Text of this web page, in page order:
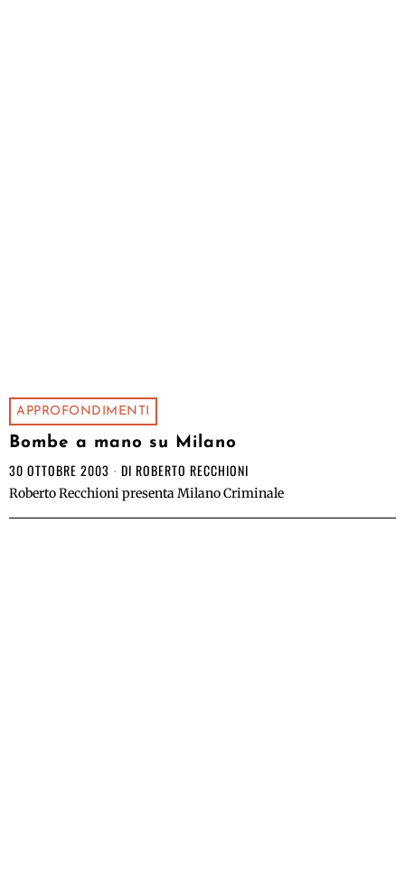
APPROFONDIMENTI
Bombe a mano su Milano
30 OTTOBRE 2003 DI ROBERTO RECCHIONI
Roberto Recchioni presenta Milano Criminale